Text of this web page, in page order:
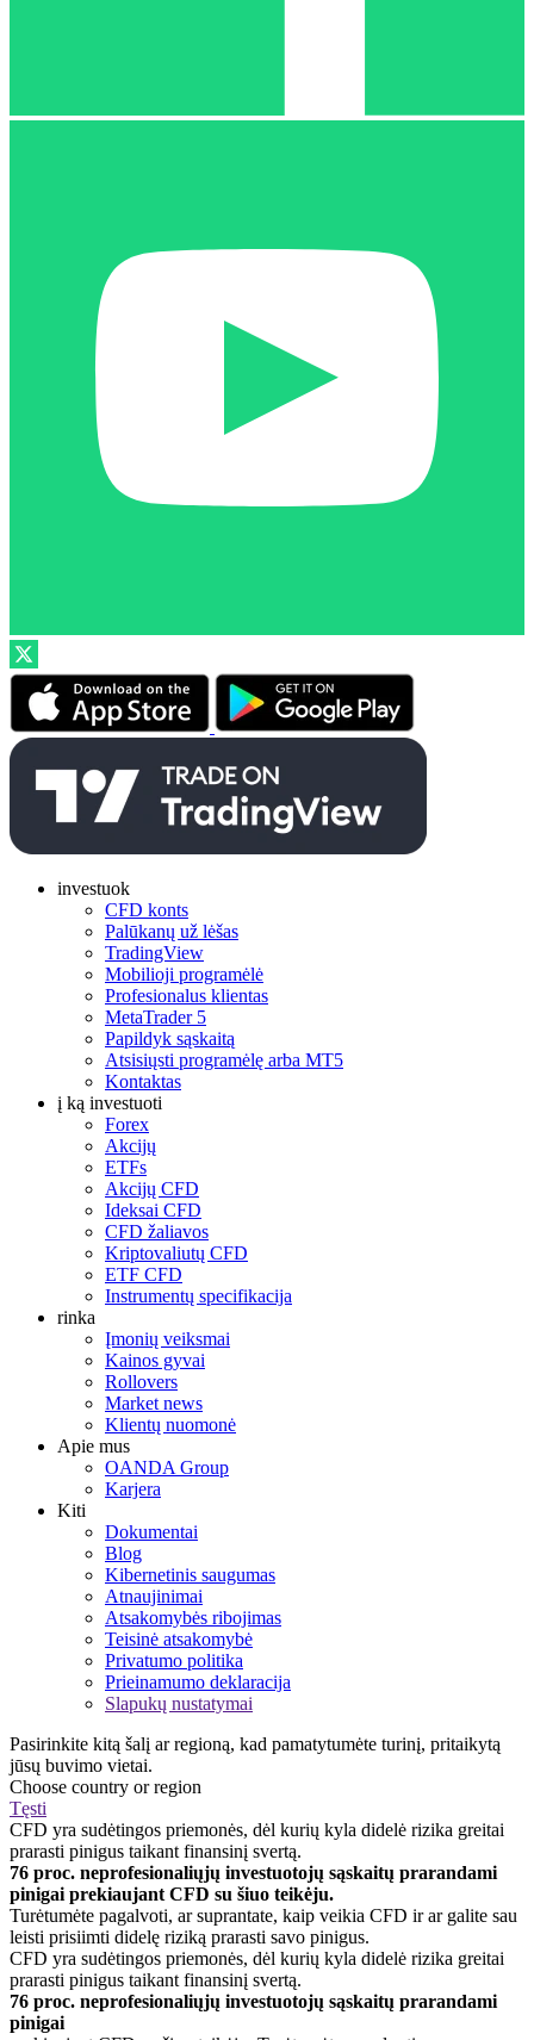
investuok
CFD konts
Palūkanų už lėšas
TradingView
Mobilioji programėlė
Profesionalus klientas
MetaTrader 5
Papildyk sąskaitą
Atsisiųsti programėlę arba MT5
Kontaktas
į ką investuoti
Forex
Akcijų
ETFs
Akcijų CFD
Ideksai CFD
CFD žaliavos
Kriptovaliutų CFD
ETF CFD
Instrumentų specifikacija
rinka
Įmonių veiksmai
Kainos gyvai
Rollovers
Market news
Klientų nuomonė
Apie mus
OANDA Group
Karjera
Kiti
Dokumentai
Blog
Kibernetinis saugumas
Atnaujinimai
Atsakomybės ribojimas
Teisinė atsakomybė
Privatumo politika
Prieinamumo deklaracija
Slapukų nustatymai
Pasirinkite kitą šalį ar regioną, kad pamatytumėte turinį, pritaikytą
jūsų buvimo vietai.
Choose country or region
Tęsti
CFD yra sudėtingos priemonės, dėl kurių kyla didelė rizika greitai
prarasti pinigus taikant finansinį svertą.
76 proc. neprofesionaliųjų investuotojų sąskaitų prarandami
pinigai prekiaujant CFD su šiuo teikėju.
Turėtumėte pagalvoti, ar suprantate, kaip veikia CFD ir ar galite sau
leisti prisiimti didelę riziką prarasti savo pinigus.
CFD yra sudėtingos priemonės, dėl kurių kyla didelė rizika greitai
prarasti pinigus taikant finansinį svertą.
76 proc. neprofesionaliųjų investuotojų sąskaitų prarandami
pinigai